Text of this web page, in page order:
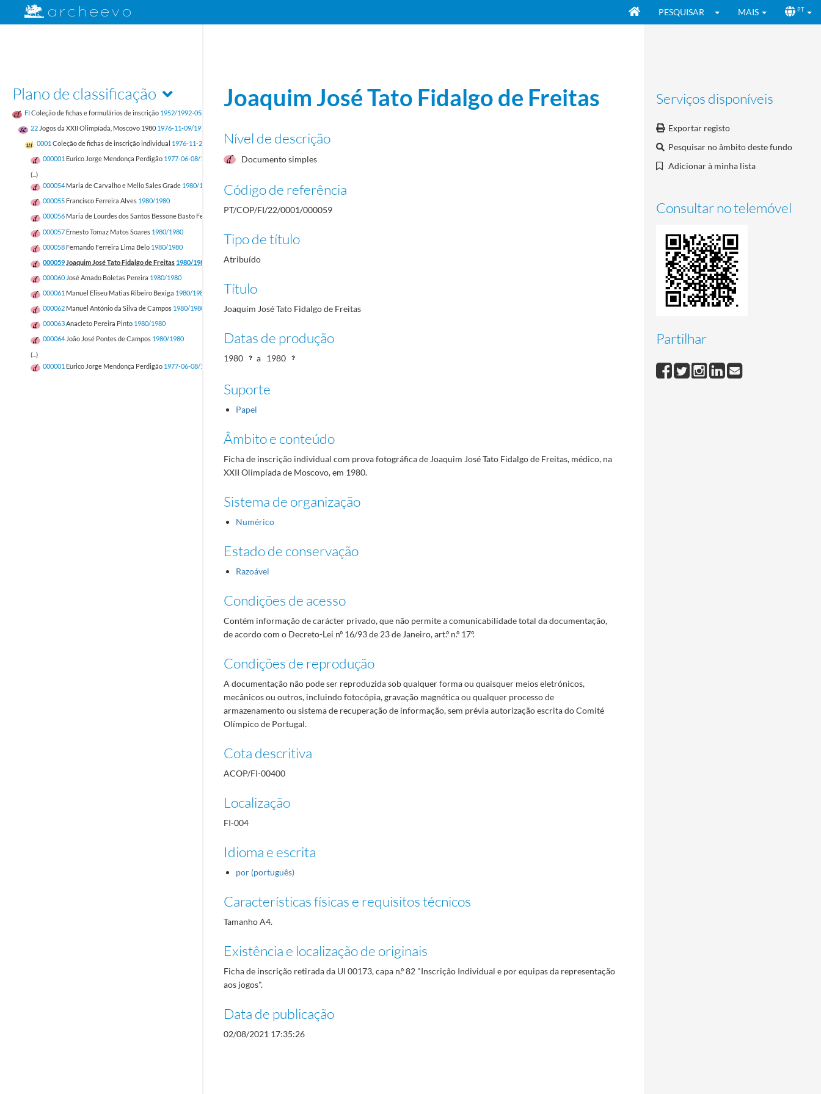
PESQUISAR MAIS PT
Plano de classificação
FIColeção de fichas e formulários de inscrição 1952/1992-05-17
22 Jogos da XXII Olimpíada, Moscovo 1980 1976-11-09/1979-06-25
0001 Coleção de fichas de inscrição individual 1976-11-24/1980
000001 Eurico Jorge Mendonça Perdigão 1977-06-08/1977-06-08
(...)
000054 Maria de Carvalho e Mello Sales Grade 1980/1980
000055 Francisco Ferreira Alves 1980/1980
000056 Maria de Lourdes dos Santos Bessone Basto Ferreira Alves
1980/1980
000057 Ernesto Tomaz Matos Soares 1980/1980
000058 Fernando Ferreira Lima Belo 1980/1980
000059 Joaquim José Tato Fidalgo de Freitas 1980/1980
000060 José Amado Boletas Pereira 1980/1980
000061 Manuel Eliseu Matias Ribeiro Bexiga 1980/1980
000062 Manuel António da Silva de Campos 1980/1980
000063Anacleto Pereira Pinto 1980/1980
000064 João José Pontes de Campos 1980/1980
(...)
000001 Eurico Jorge Mendonça Perdigão 1977-06-08/1977-06-08
Serviços disponíveis
Exportar registo
Pesquisar no âmbito deste fundo
Adicionar à minha lista
Consultar no telemóvel
Partilhar
Joaquim José Tato Fidalgo de Freitas
Nível de descrição
Documento simples
Código de referência
PT/COP/FI/22/0001/000059
Tipo de título
Atribuído
Título
Joaquim José Tato Fidalgo de Freitas
Datas de produção
1980 a 1980
Suporte
Papel
Âmbito e conteúdo
Ficha de inscrição individual com prova fotográfica de Joaquim José Tato Fidalgo de Freitas, médico, na
XXII Olimpíada de Moscovo, em 1980.
Sistema de organização
Numérico
Estado de conservação
Razoável
Condições de acesso
Contém informação de carácter privado, que não permite a comunicabilidade total da documentação,
de acordo com o Decreto-Lei nº 16/93 de 23 de Janeiro, art.º n.º 17º.
Condições de reprodução
A documentação não pode ser reproduzida sob qualquer forma ou quaisquer meios eletrónicos,
mecânicos ou outros, incluindo fotocópia, gravação magnética ou qualquer processo de
armazenamento ou sistema de recuperação de informação, sem prévia autorização escrita do Comité
Olímpico de Portugal.
Cota descritiva
ACOP/FI-00400
Localização
FI-004
Idioma e escrita
por (português)
Características físicas e requisitos técnicos
Tamanho A4.
Existência e localização de originais
Ficha de inscrição retirada da UI 00173, capa n.º 82 "Inscrição Individual e por equipas da representação
aos jogos".
Data de publicação
02/08/2021 17:35:26